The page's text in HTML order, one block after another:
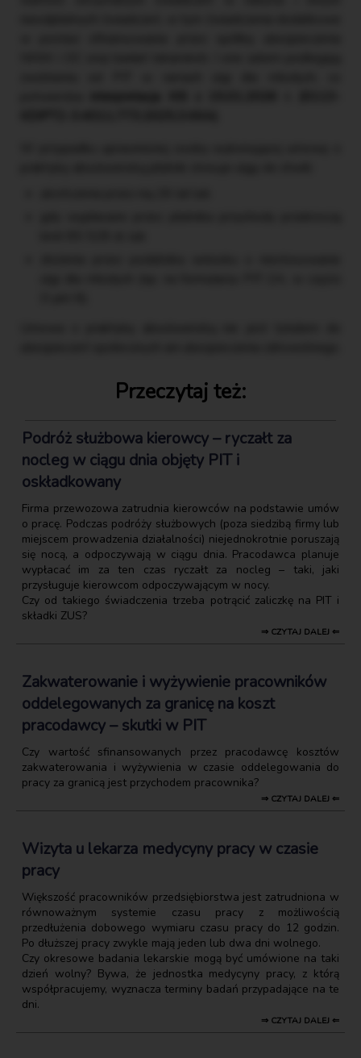
Przeczytaj też:
Podróż służbowa kierowcy – ryczałt za
nocleg w ciągu dnia objęty PIT i
oskładkowany
Firma przewozowa zatrudnia kierowców na podstawie umów
o pracę. Podczas podróży służbowych (poza siedzibą firmy lub
miejscem prowadzenia działalności) niejednokrotnie poruszają
się nocą, a odpoczywają w ciągu dnia. Pracodawca planuje
wypłacać im za ten czas ryczałt za nocleg – taki, jaki
przysługuje kierowcom odpoczywającym w nocy.
Czy od takiego świadczenia trzeba potrącić zaliczkę na PIT i
składki ZUS?
⇒ CZYTAJ DALEJ ⇐
Zakwaterowanie i wyżywienie pracowników
oddelegowanych za granicę na koszt
pracodawcy – skutki w PIT
Czy wartość sfinansowanych przez pracodawcę kosztów
zakwaterowania i wyżywienia w czasie oddelegowania do
pracy za granicą jest przychodem pracownika?
⇒ CZYTAJ DALEJ ⇐
Wizyta u lekarza medycyny pracy w czasie
pracy
Większość pracowników przedsiębiorstwa jest zatrudniona w
równoważnym systemie czasu pracy z możliwością
przedłużenia dobowego wymiaru czasu pracy do 12 godzin.
Po dłuższej pracy zwykle mają jeden lub dwa dni wolnego.
Czy okresowe badania lekarskie mogą być umówione na taki
dzień wolny? Bywa, że jednostka medycyny pracy, z którą
współpracujemy, wyznacza terminy badań przypadające na te
dni.
⇒ CZYTAJ DALEJ ⇐